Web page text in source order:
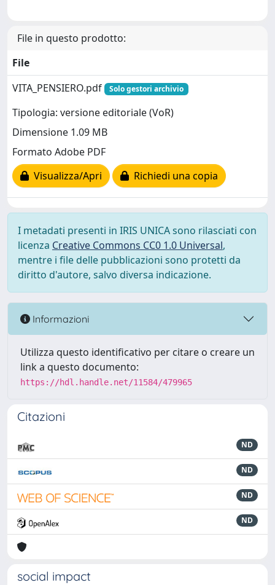
File in questo prodotto:
File
VITA_PENSIERO.pdf
Solo gestori archivio
Tipologia: versione editoriale (VoR)
Dimensione 1.09 MB
Formato Adobe PDF
Visualizza/Apri
Richiedi una copia
I metadati presenti in IRIS UNICA sono rilasciati con
licenza Creative Commons CC0 1.0 Universal,
mentre i file delle pubblicazioni sono protetti da
diritto d'autore, salvo diversa indicazione.
Informazioni
Utilizza questo identificativo per citare o creare un
link a questo documento:
https://hdl.handle.net/11584/479965
Citazioni
ND
ND
ND
ND
social impact